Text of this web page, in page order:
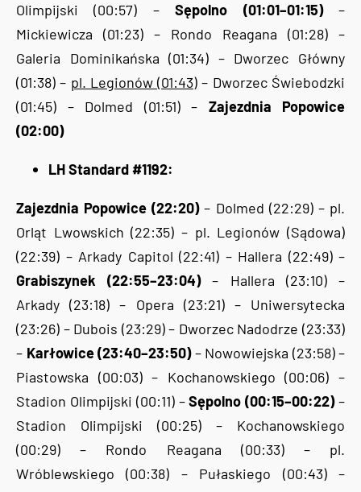
Olimpijski (00:57) –Sępolno (01:01–01:15)–
Mickiewicza (01:23) – Rondo Reagana (01:28) –
Galeria Dominikańska (01:34) – Dworzec Główny
(01:38) – pl. Legionów (01:43) – Dworzec Świebodzki
(01:45) – Dolmed (01:51) – Zajezdnia Popowice
(02:00)
LH Standard #1192:
Zajezdnia Popowice (22:20)– Dolmed (22:29) – pl.
Orląt Lwowskich (22:35) – pl. Legionów (Sądowa)
(22:39) – Arkady Capitol (22:41) – Hallera (22:49) –
Grabiszynek (22:55–23:04)– Hallera (23:10) –
Arkady (23:18) – Opera (23:21) – Uniwersytecka
(23:26) – Dubois (23:29) – Dworzec Nadodrze (23:33)
– Karłowice (23:40–23:50)– Nowowiejska (23:58) –
Piastowska (00:03) – Kochanowskiego (00:06) –
Stadion Olimpijski (00:11) –Sępolno (00:15–00:22)–
Stadion Olimpijski (00:25) – Kochanowskiego
(00:29) – Rondo Reagana (00:33) – pl.
Wróblewskiego (00:38) – Pułaskiego (00:43) –